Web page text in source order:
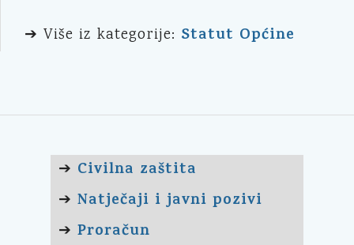
➔ Više iz kategorije: Statut Općine
➔ Civilna zaštita
➔ Natječaji i javni pozivi
➔ Proračun